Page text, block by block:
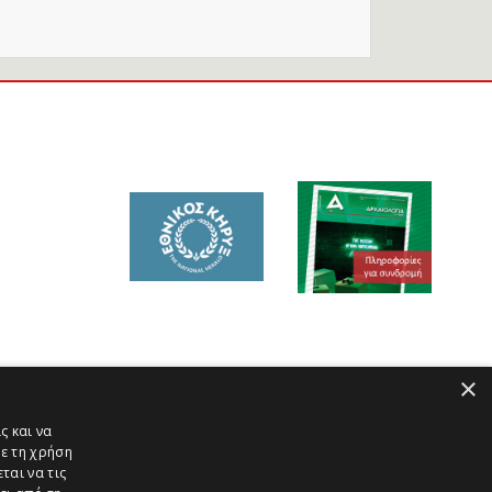
×
και να
τη χρήση
να τις